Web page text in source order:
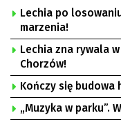
Lechia po
marzenia!
Lechia zna rywala
Chorzów!
Kończy się budowa
„Muzyka w parku”.